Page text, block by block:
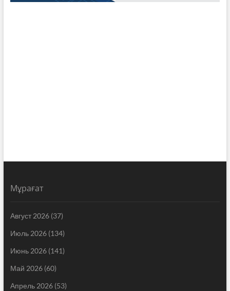
Мұрағат
Август 2026(37)
Июль 2026(134)
Июнь 2026(141)
Май 2026(60)
Апрель 2026(53)